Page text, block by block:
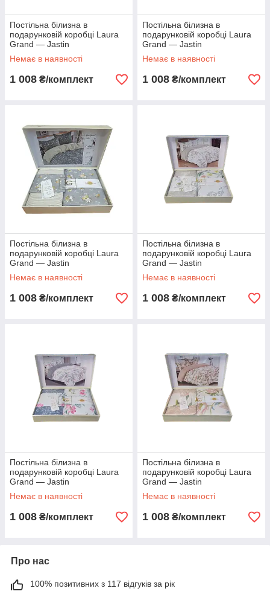
Постільна білизна в
подарунковій коробці Laura
Grand — Jastin
Немає в наявності
1 008 ₴/комплект
Постільна білизна в
подарунковій коробці Laura
Grand — Jastin
Немає в наявності
1 008 ₴/комплект
Постільна білизна в
подарунковій коробці Laura
Grand — Jastin
Немає в наявності
1 008 ₴/комплект
Постільна білизна в
подарунковій коробці Laura
Grand — Jastin
Немає в наявності
1 008 ₴/комплект
Постільна білизна в
подарунковій коробці Laura
Grand — Jastin
Немає в наявності
1 008 ₴/комплект
Постільна білизна в
подарунковій коробці Laura
Grand — Jastin
Немає в наявності
1 008 ₴/комплект
Про нас
100% позитивних з 117 відгуків за рік